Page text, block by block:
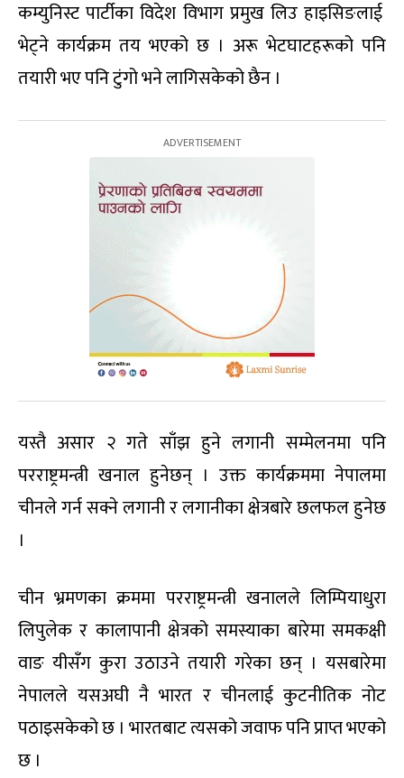
कम्युनिस्ट पार्टीका विदेश विभाग प्रमुख लिउ हाइसिङलाई
भेट्ने कार्यक्रम तय भएको छ । अरू भेटघाटहरूको पनि
तयारी भए पनि टुंगो भने लागिसकेको छैन ।
यस्तै असार २ गते साँझ हुने लगानी सम्मेलनमा पनि
परराष्ट्रमन्त्री खनाल हुनेछन् । उक्त कार्यक्रममा नेपालमा
चीनले गर्न सक्ने लगानी र लगानीका क्षेत्रबारे छलफल हुनेछ
।
चीन भ्रमणका क्रममा परराष्ट्रमन्त्री खनालले लिम्पियाधुरा
लिपुलेक र कालापानी क्षेत्रको समस्याका बारेमा समकक्षी
वाङ यीसँग कुरा उठाउने तयारी गरेका छन् । यसबारेमा
नेपालले यसअघी नै भारत र चीनलाई कुटनीतिक नोट
पठाइसकेको छ । भारतबाट त्यसको जवाफ पनि प्राप्त भएको
छ ।